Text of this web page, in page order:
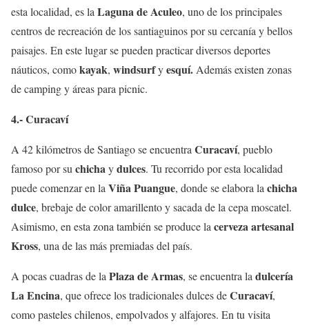
esta localidad, es la Laguna de Aculeo, uno de los principales
centros de recreación de los santiaguinos por su cercanía y bellos
paisajes. En este lugar se pueden practicar diversos deportes
náuticos, comokayak, windsurfyesquí. Además existen zonas
de camping y áreas para picnic.
4.- Curacaví
A 42 kilómetros de Santiago se encuentra Curacaví, pueblo
famoso por su chichaydulces. Tu recorrido por esta localidad
puede comenzar en la Viña Puangue, donde se elabora la chicha
dulce, brebaje de color amarillento y sacada de la cepa moscatel.
Asimismo, en esta zona también se produce la cerveza artesanal
Kross, una de las más premiadas del país.
A pocas cuadras de la Plaza de Armas, se encuentra la dulcería
La Encina, que ofrece los tradicionales dulces deCuracaví,
como pasteles chilenos, empolvados y alfajores. En tu visita